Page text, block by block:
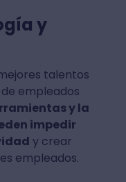
y
talentos
empleados
y la
impedir
y crear
empleados.